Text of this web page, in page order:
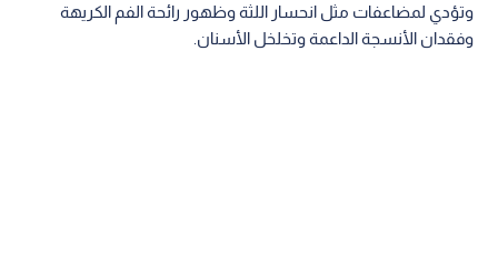
وتؤدي لمضاعفات مثل انحسار اللثة وظهور رائحة‬ ‫الفم الكريهة
وفقدان الأنسجة الداعمة وتخلخل الأسنان.